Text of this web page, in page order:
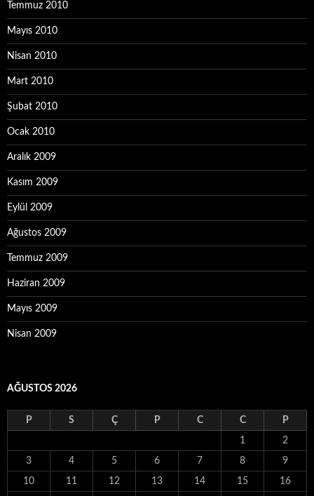
Temmuz 2010
Mayıs 2010
Nisan 2010
Mart 2010
Şubat 2010
Ocak 2010
Aralık 2009
Kasım 2009
Eylül 2009
Ağustos 2009
Temmuz 2009
Haziran 2009
Mayıs 2009
Nisan 2009
AĞUSTOS 2026
P S Ç P C C P
1 2
3 4 5 6 7 8 9
10 11 12 13 14 15 16